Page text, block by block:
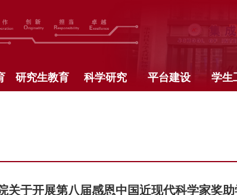
研究生教育 科学研究 平台建设 学生
关于开展第八届感恩中国近现代科学家奖